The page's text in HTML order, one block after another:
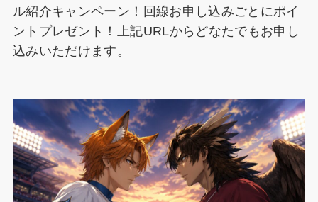
ル紹介キャンペーン！回線お申し込みごとにポイ
ントプレゼント！上記URLからどなたでもお申し
込みいただけます。